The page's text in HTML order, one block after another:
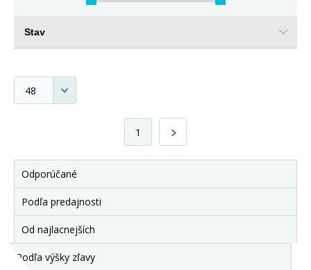
Stav
1
Odporúčané
Podľa predajnosti
Od najlacnejších
Podľa výšky zľavy